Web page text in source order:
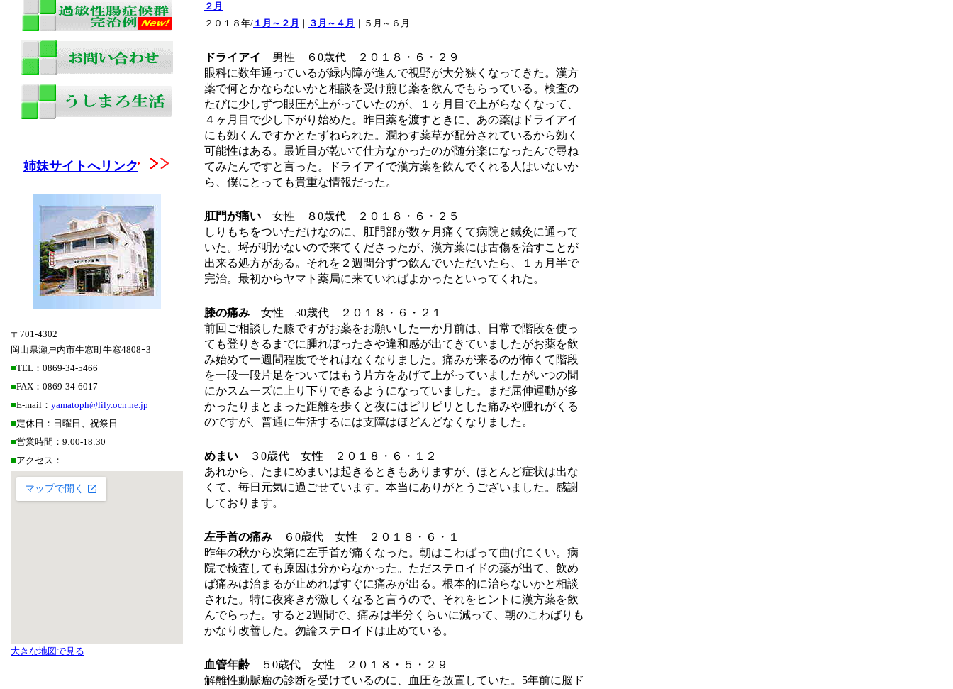
姉妹サイトへリンク
〒701-4302
岡山県瀬戸内市牛窓町牛窓4808ｰ3
■TEL：0869-34-5466
■FAX：0869-34-6017
■E-mail： yamatoph@lily.ocn.ne.jp
■定休日：日曜日、祝祭日
■営業時間：9:00-18:30
■アクセス：
大きな地図で見る
２月
２０１８年/ １月～２月 ｜ ３月～４月 ｜５月～６月
ドライアイ 男性 ６ 0歳代 ２０１８・６・２９
眼科に数年通っているが緑内障が進んで視野が大分狭くなってきた。漢方
薬で何とかならないかと相談を受け煎じ薬を飲んでもらっている。検査の
たびに少しずつ眼圧が上がっていたのが、１ヶ月目で上がらなくなって、
４ヶ月目で少し下がり始めた。昨日薬を渡すときに、あの薬はドライアイ
にも効くんですかとたずねられた。潤わす薬草が配分されているから効く
可能性はある。最近目が乾いて仕方なかったのが随分楽になったんで尋ね
てみたんですと言った。ドライアイで漢方薬を飲んでくれる人はいないか
ら、僕にとっても貴重な情報だった。
肛門が痛い 女性 ８0歳代 ２０１８・６・２５
しりもちをついただけなのに、肛門部が数ヶ月痛くて病院と鍼灸に通って
いた。埒が明かないので来てくださったが、漢方薬には古傷を治すことが
出来る処方がある。それを２週間分ずつ飲んでいただいたら、１ヵ月半で
完治。最初からヤマト薬局に来ていればよかったといってくれた。
膝の痛み 女性 30歳代 ２０１８・６・２１
前回ご相談した膝ですがお薬をお願いした一か月前は、日常で階段を使っ
ても登りきるまでに腫れぼったさや違和感が出てきていましたがお薬を飲
み始めて一週間程度でそれはなくなりました。痛みが来るのが怖くて階段
を一段一段片足をついてはもう片方をあげて上がっていましたがいつの間
にかスムーズに上り下りできるようになっていました。まだ屈伸運動が多
かったりまとまった距離を歩くと夜にはピリピリとした痛みや腫れがくる
のですが、普通に生活するには支障はほどんどなくなりました。
めまい ３0歳代 女性 ２０１８・６・１２
あれから、たまにめまいは起きるときもありますが、ほとんど症状は出な
くて、毎日元気に過ごせています。本当にありがとうございました。 感謝
しております。
左手首の痛み ６ 0歳代 女性 ２０１８・６・１
昨年の秋から次第に左手首が痛くなった。朝はこわばって曲げにくい。病
院で検査しても原因は分からなかった。ただステロイドの薬が出て、飲め
ば痛みは治まるが止めればすぐに痛みが出る。根本的に治らないかと相談
された。特に夜疼きが激しくなると言うので、それをヒントに漢方薬を飲
んでらった。すると 2週間で、痛みは半分くらいに減って、朝のこわばりも
かなり改善した。勿論ステロイドは止めている。
血管年齢 ５ 0歳代 女性 ２０１８・５・２９
解離性動脈瘤の診断を受けているのに、血圧を放置していた。 5年前に脳ド